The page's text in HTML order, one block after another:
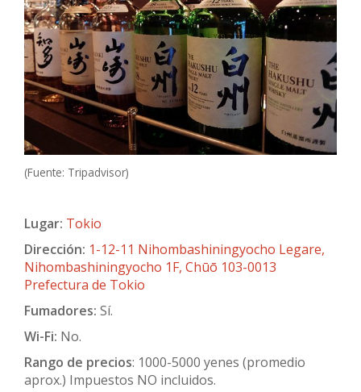
(Fuente: Tripadvisor)
Lugar: Tokio
Dirección: 1-12-11 Nihombashiningyocho Legare,
Nihombashiningyocho 1F, Chūō 103-0013
Prefectura de Tokio
Fumadores: Sí.
Wi-Fi: No.
Rango de precios: 1000-5000 yenes (promedio
aprox.) Impuestos NO incluidos.